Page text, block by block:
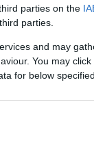
parties on the
parties.
and may
You may
for below
az idei
ugyanis
nagydíj
hogy a